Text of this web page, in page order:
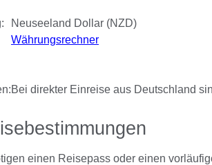
Neuseeland Dollar (NZD)
Währungsrechner
Bei direkter Einreise aus Deutschland
einen Reisepass oder einen